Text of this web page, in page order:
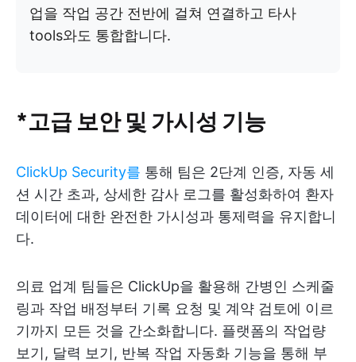
업을 작업 공간 전반에 걸쳐 연결하고 타사
tools와도 통합합니다.
*고급 보안 및 가시성 기능
ClickUp Security를 통해 팀은 2단계 인증, 자동 세
션 시간 초과, 상세한 감사 로그를 활성화하여 환자
데이터에 대한 완전한 가시성과 통제력을 유지합니
다.
의료 업계 팀들은 ClickUp을 활용해 간병인 스케줄
링과 작업 배정부터 기록 요청 및 계약 검토에 이르
기까지 모든 것을 간소화합니다. 플랫폼의 작업량
보기, 달력 보기, 반복 작업 자동화 기능을 통해 부